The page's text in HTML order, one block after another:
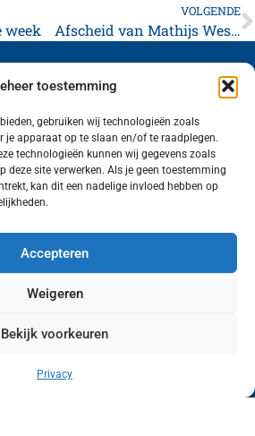
toestemming
gebruiken wij technologieën zoals
je apparaat op te slaan en/of te raadplegen.
technologieën kunnen wij gegevens zoals
deze site verwerken. Als je geen toestemming
kan dit een nadelige invloed hebben op
Accepteren
Weigeren
Bekijk voorkeuren
Privacy
week
VOLGENDE
Afscheid van Mathijs Westra als voorzitter van de IJsclub Franeker
op social media!
verzorgen het nieuws